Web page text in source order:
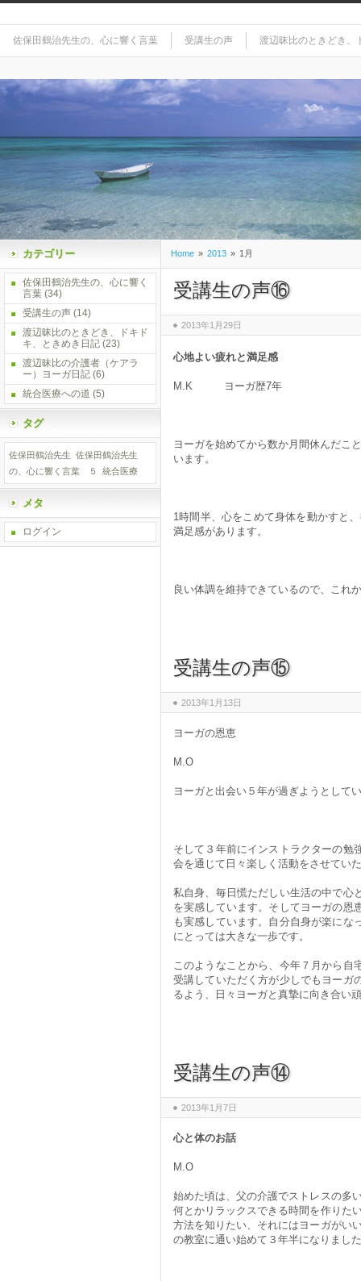
佐保田鶴治先生の、心に響く言葉 受講生の声 渡辺昧比のときどき、
Home » 2013 » 1月
受講生の声⑯
2013年1月29日
心地よい疲れと満足感
M.K ヨーガ歴7年
ヨーガを始めてから数か月間休んだこ
います。
1時間半、心をこめて身体を動かすと
満足感があります。
良い体調を維持できているので、これ
受講生の声⑮
2013年1月13日
ヨーガの恩恵
M.O
ヨーガと出会い５年が過ぎようとして
そして３年前にインストラクターの勉
会を通じて日々楽しく活動をさせてい
私自身、毎日慌ただしい生活の中で心
を実感しています。そしてヨーガの恩
も実感しています。自分自身が楽にな
にとっては大きな一歩です。
このようなことから、今年７月から自
受講していただく方が少しでもヨーガ
るよう、日々ヨーガと真摯に向き合い
受講生の声⑭
2013年1月7日
心と体のお話
M.O
始めた頃は、父の介護でストレスの多
何とかリラックスできる時間を作りた
方法を知りたい、それにはヨーガがい
の教室に通い始めて３年半になりまし
カテゴリー
佐保田鶴治先生の、心に響く
言葉 (34)
受講生の声 (14)
渡辺昧比のときどき、ドキド
キ、ときめき日記 (23)
渡辺昧比の介護者（ケアラ
ー）ヨーガ日記 (6)
統合医療への道 (5)
タグ
佐保田鶴治先生 佐保田鶴治先生
の、心に響く言葉 ５
統合医療
メタ
ログイン